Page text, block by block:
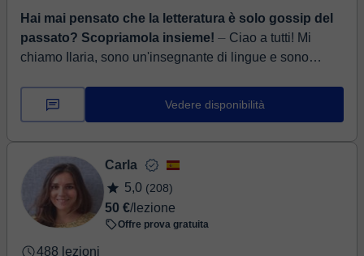
Hai mai pensato che la letteratura è solo gossip del
passato? Scopriamola insieme! ⏤ Ciao a tutti! Mi
chiamo Ilaria, sono un'insegnante di lingue e sono
proseguito all'Università ...
Vedere disponibilità
Carla
5,0 (208)
50 €/lezione
Offre prova gratuita
488 lezioni